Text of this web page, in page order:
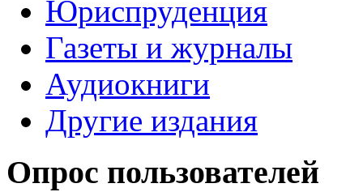
Юриспруденция
Газеты и журналы
Аудиокниги
Другие издания
Опрос пользователей